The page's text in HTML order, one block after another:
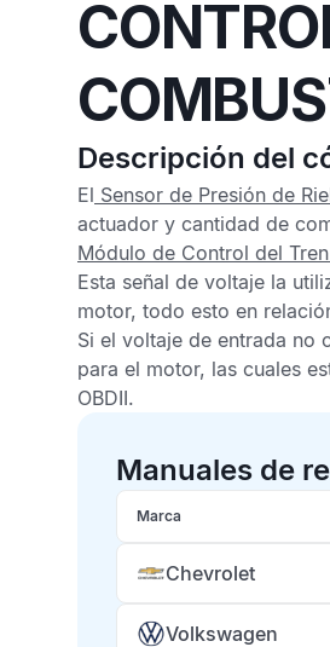
Descripción del
El Sensor de Presión de
actuador y cantidad de
Módulo de Control del
Esta señal de voltaje la
motor, todo esto en
Si el voltaje de entrada no
para el motor, las cuales
OBDII.
Manuales de
Marca
Chevrolet
Volkswagen